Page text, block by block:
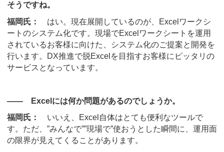
そうですね。
福岡氏：
はい。現在展開しているのが、Excelワークシ
ートのシステム化です。現場でExcelワークシートを運用
されているお客様に向けた、システム化のご提案と開発を
行います。DX推進で脱Excelを目指すお客様にピッタリの
サービスとなっています。
―― Excelには何か問題があるのでしょうか。
福岡氏：
いいえ、Excel自体はとても便利なツールで
す。ただ、”みんなで””現場で”使おうとした瞬間に、運用面
の限界が見えてくることがあります。